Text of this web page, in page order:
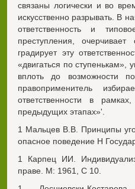
связаны логически и во
искусственно разрывать. В
ответственность и
преступления,
градирует эту
«двигаться по ступенькам»,
вплоть до возможности
правоприменитель
ответственности в
предыдущих этапах»'.
1 Мальцев В.В. Принципы
опасное поведение Н
1 Карпец ИИ.
праве. М: 1961, С 10.